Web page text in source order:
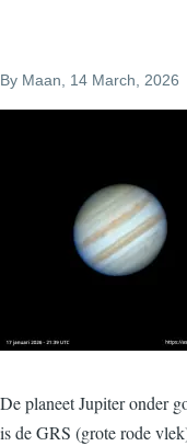
By Maan , 14 March, 2026
De planeet Jupiter onder
is de GRS (grote rode